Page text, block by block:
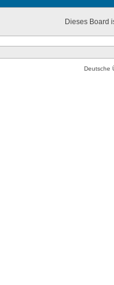
Dieses Board
Deutsche